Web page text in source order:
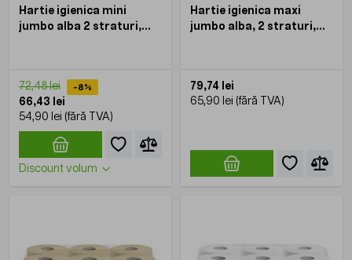
Hartie igienica mini
jumbo alba 2 straturi,
72,48 lei -8%
66,43 lei
54,90 lei
Discount volum
Hartie igienica maxi
jumbo alba, 2 straturi,
79,74 lei
65,90 lei